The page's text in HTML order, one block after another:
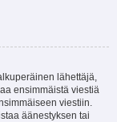
lähettäjä,
ensimmäistä viestiä
viestiin.
äänestyksen tai